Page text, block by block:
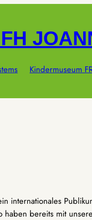
Kindermuseum
internationales
haben bereits mit